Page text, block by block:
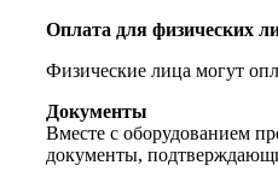
Оплата для физических
Физические лица могут
Документы
Вместе с оборудованием
документы,